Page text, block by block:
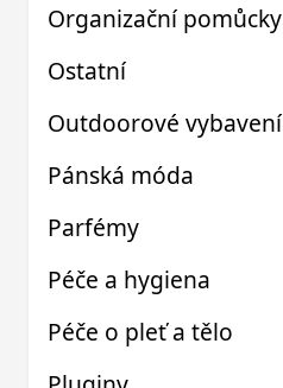
Organizační pomůcky
Ostatní
Outdoorové vybavení
Pánská móda
Parfémy
Péče a hygiena
Péče o pleť a tělo